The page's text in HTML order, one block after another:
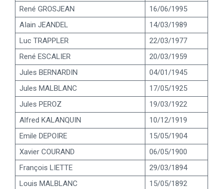
René GROSJEAN
16/06/1995
AIain JEANDEL
14/03/1989
Luc TRAPPLER
22/03/1977
René ESCALIER
20/03/1959
Jules BERNARDIN
04/01/1945
Jules MALBLANC
17/05/1925
Jules PEROZ
19/03/1922
Alfred KALANQUIN
10/12/1919
Emile DEPOIRE
15/05/1904
Xavier COURAND
06/05/1900
François LIETTE
29/03/1894
Louis MALBLANC
15/05/1892